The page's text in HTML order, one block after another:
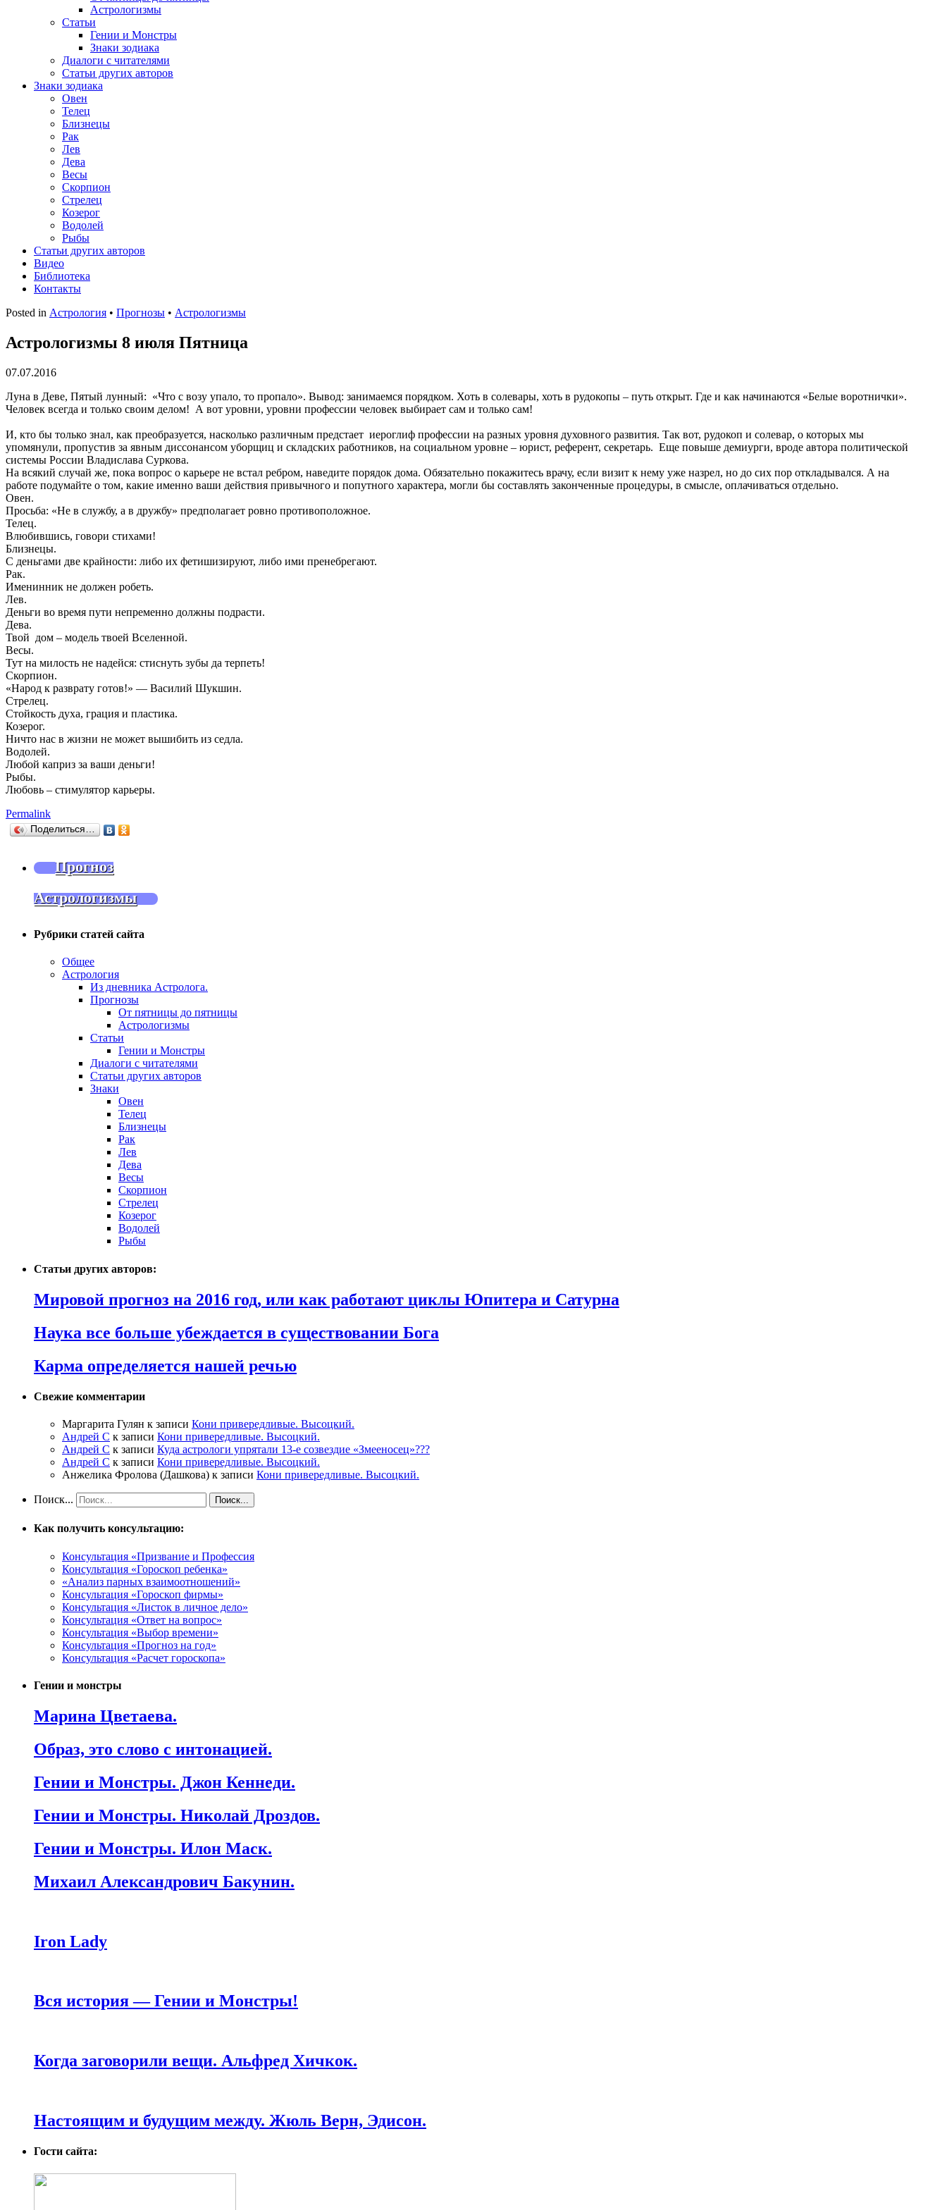
Астрологизмы
Статьи
Гении и Монстры
Знаки зодиака
Диалоги с читателями
Статьи других авторов
Знаки зодиака
Овен
Телец
Близнецы
Рак
Лев
Дева
Весы
Скорпион
Стрелец
Козерог
Водолей
Рыбы
Статьи других авторов
Видео
Библиотека
Контакты
Posted in Астрология • Прогнозы • Астрологизмы
Астрологизмы 8 июля Пятница
07.07.2016
Луна в Деве, Пятый лунный: «Что с возу упало, то пропало». Вывод: занимаемся порядком. Хоть в солевары, хоть в рудокопы – путь открыт. Где и как начинаются «Белые воротнички».
Человек всегда и только своим делом! А вот уровни, уровни профессии человек выбирает сам и только сам!
И, кто бы только знал, как преобразуется, насколько различным предстает иероглиф профессии на разных уровня духовного развития. Так вот, рудокоп и солевар, о которых мы
упомянули, пропустив за явным диссонансом уборщиц и складских работников, на социальном уровне – юрист, референт, секретарь. Еще повыше демиурги, вроде автора политической
системы России Владислава Суркова.
На всякий случай же, пока вопрос о карьере не встал ребром, наведите порядок дома. Обязательно покажитесь врачу, если визит к нему уже назрел, но до сих пор откладывался. А на
работе подумайте о том, какие именно ваши действия привычного и попутного характера, могли бы составлять законченные процедуры, в смысле, оплачиваться отдельно.
Овен.
Просьба: «Не в службу, а в дружбу» предполагает ровно противоположное.
Телец.
Влюбившись, говори стихами!
Близнецы.
С деньгами две крайности: либо их фетишизируют, либо ими пренебрегают.
Рак.
Именинник не должен робеть.
Лев.
Деньги во время пути непременно должны подрасти.
Дева.
Твой дом – модель твоей Вселенной.
Весы.
Тут на милость не надейся: стиснуть зубы да терпеть!
Скорпион.
«Народ к разврату готов!» — Василий Шукшин.
Стрелец.
Стойкость духа, грация и пластика.
Козерог.
Ничто нас в жизни не может вышибить из седла.
Водолей.
Любой каприз за ваши деньги!
Рыбы.
Любовь – стимулятор карьеры.
Permalink
Поделиться…
Прогноз
Астрологизмы
Рубрики статей сайта
Общее
Астрология
Из дневника Астролога.
Прогнозы
От пятницы до пятницы
Астрологизмы
Статьи
Гении и Монстры
Диалоги с читателями
Статьи других авторов
Знаки
Овен
Телец
Близнецы
Рак
Лев
Дева
Весы
Скорпион
Стрелец
Козерог
Водолей
Рыбы
Статьи других авторов:
Мировой прогноз на 2016 год, или как работают циклы Юпитера и Сатурна
Наука все больше убеждается в существовании Бога
Карма определяется нашей речью
Свежие комментарии
Маргарита Гулян к записи Кони привередливые. Высоцкий.
Андрей С к записи Кони привередливые. Высоцкий.
Андрей С к записи Куда астрологи упрятали 13-е созвездие «Змееносец»???
Андрей С к записи Кони привередливые. Высоцкий.
Анжелика Фролова (Дашкова) к записи Кони привередливые. Высоцкий.
Поиск...
Как получить консультацию:
Консультация «Призвание и Профессия
Консультация «Гороскоп ребенка»
«Анализ парных взаимоотношений»
Консультация «Гороскоп фирмы»
Консультация «Листок в личное дело»
Консультация «Ответ на вопрос»
Консультация «Выбор времени»
Консультация «Прогноз на год»
Консультация «Расчет гороскопа»
Гении и монстры
Марина Цветаева.
Образ, это слово с интонацией.
Гении и Монстры. Джон Кеннеди.
Гении и Монстры. Николай Дроздов.
Гении и Монстры. Илон Маск.
Михаил Александрович Бакунин.
Iron Lady
Вся история — Гении и Монстры!
Когда заговорили вещи. Альфред Хичкок.
Настоящим и будущим между. Жюль Верн, Эдисон.
Гости сайта: